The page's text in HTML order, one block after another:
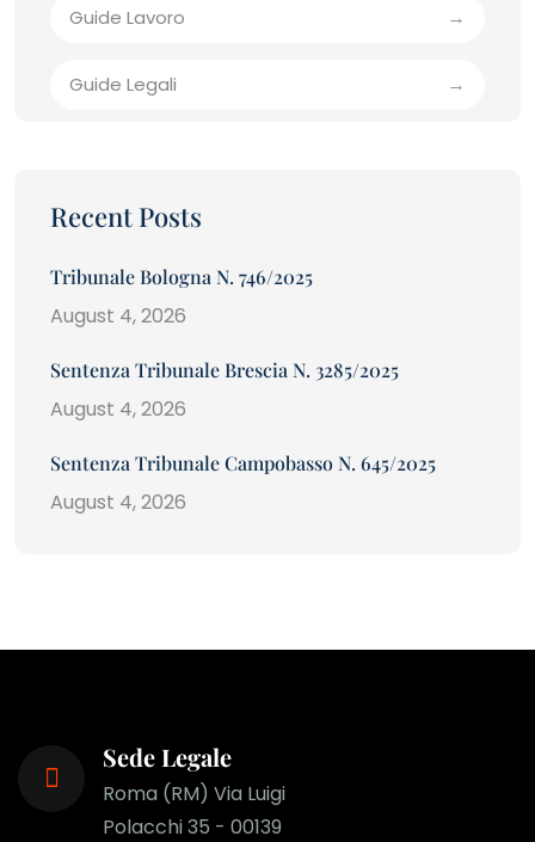
Guide Lavoro
Guide Legali
Recent Posts
Tribunale Bologna N. 746/2025
August 4, 2026
Sentenza Tribunale Brescia N. 3285/2025
August 4, 2026
Sentenza Tribunale Campobasso N. 645/2025
August 4, 2026
Sede Legale
Roma (RM) Via Luigi
Polacchi 35 - 00139